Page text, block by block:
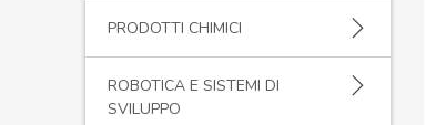
PRODOTTI CHIMICI
ROBOTICA E SISTEMI DI
SVILUPPO